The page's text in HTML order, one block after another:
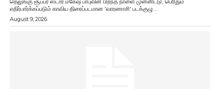
எதிர்பார்க்கப்படும் காவிய திரைப்படமான 'வாரணாசி' படக்குழு...
August 9, 2026